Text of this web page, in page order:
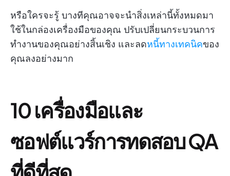
หรือใครจะรู้ บางทีคุณอาจจะนำสิ่งเหล่านี้ทั้งหมดมา
ใช้ในกล่องเครื่องมือของคุณ ปรับเปลี่ยนกระบวนการ
ทำงานของคุณอย่างสิ้นเชิง และลดหนี้ทางเทคนิคของ
คุณลงอย่างมาก
10 เครื่องมือและ
ซอฟต์แวร์การทดสอบ QA